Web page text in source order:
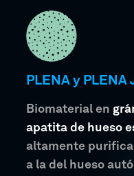
PLENA y PLENA
Biomaterial en
apatita de hueso
altamente
a la del hueso